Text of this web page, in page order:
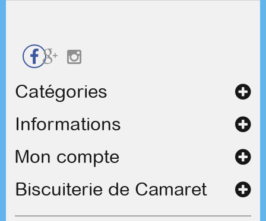
Catégories
Informations
Mon compte
Biscuiterie de Camaret